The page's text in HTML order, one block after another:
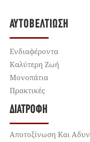
ΑΥΤΟΒΕΛΤΊΩΣΗ
Ενδιαφέροντα
Καλύτερη Ζωή
Μονοπάτια
Πρακτικές
ΔΙΑΤΡΟΦΉ
Αποτοξίνωση Και